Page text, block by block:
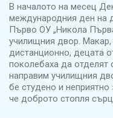
В началото на месец
международния ден на
Първо ОУ „Никола
училищния двор.
дистанционно, децата
поколебаха да отделят
направим училищния
бе студено и неприятно
че доброто стопля